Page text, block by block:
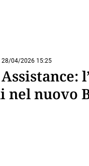
28/04/2026 15:25
nel nuovo